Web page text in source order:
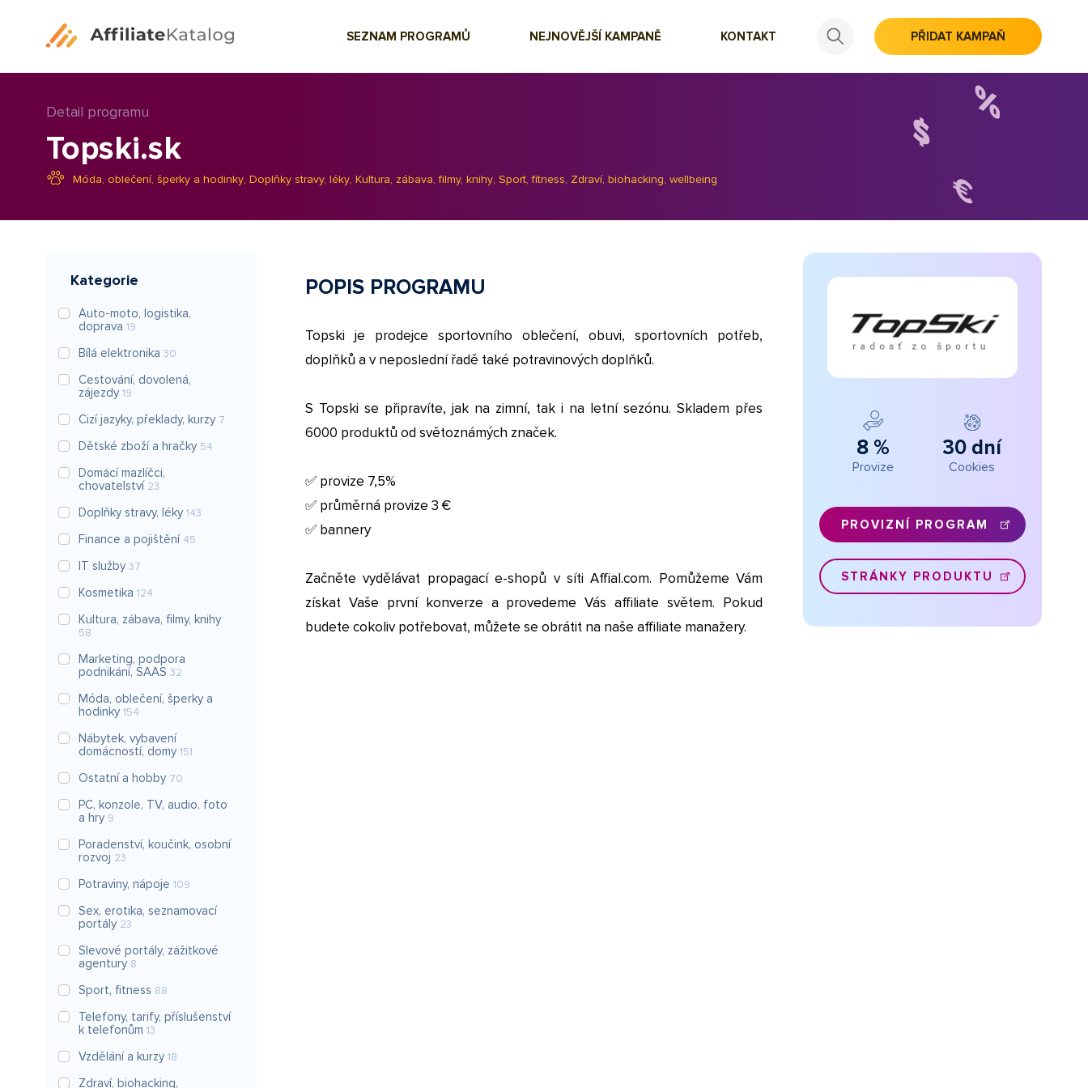
SEZNAM PROGRAMŮ NEJNOVĚJŠÍ KAMPANĚ KONTAKT PŘIDAT KAMPAŇ
Detail programu
Topski.sk
Móda, oblečení, šperky a hodinky, Doplňky stravy, léky, Kultura, zábava, filmy, knihy, Sport, fitness, Zdraví, biohacking, wellbeing
Kategorie
Auto-moto, logistika,
doprava 19
Bílá elektronika 30
Cestování, dovolená,
zájezdy 19
Cizí jazyky, překlady, kurzy 7
Dětské zboží a hračky 54
Domácí mazlíčci,
chovatelství 23
Doplňky stravy, léky 143
Finance a pojištění 45
IT služby 37
Kosmetika 124
Kultura, zábava, filmy, knihy
58
Marketing, podpora
podnikání, SAAS 32
Móda, oblečení, šperky a
hodinky 154
Nábytek, vybavení
domácností, domy 151
Ostatní a hobby 70
PC, konzole, TV, audio, foto
a hry 9
Poradenství, koučink, osobní
rozvoj 23
Potraviny, nápoje 109
Sex, erotika, seznamovací
portály 23
Slevové portály, zážitkové
agentury 8
Sport, fitness 88
Telefony, tarify, příslušenství
k telefonům 13
Vzdělání a kurzy 18
Zdraví, biohacking,
POPIS PROGRAMU
Topski je prodejce sportovního oblečení, obuvi, sportovních potřeb,
doplňků a v neposlední řadě také potravinových doplňků.
S Topski se připravíte, jak na zimní, tak i na letní sezónu. Skladem přes
6000 produktů od světoznámých značek.
✅ provize 7,5%
✅ průměrná provize 3 €
✅ bannery
Začněte vydělávat propagací e-shopů v síti Affial.com. Pomůžeme Vám
získat Vaše první konverze a provedeme Vás affiliate světem. Pokud
budete cokoliv potřebovat, můžete se obrátit na naše affiliate manažery.
8 %
Provize
30 dní
Cookies
PROVIZNÍ PROGRAM
STRÁNKY PRODUKTU